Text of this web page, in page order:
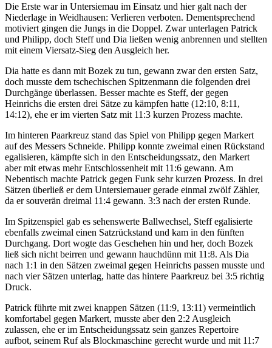
Die Erste war in Untersiemau im Einsatz und hier galt nach der
Niederlage in Weidhausen: Verlieren verboten. Dementsprechend
motiviert gingen die Jungs in die Doppel. Zwar unterlagen Patrick
und Philipp, doch Steff und Dia ließen wenig anbrennen und stellten
mit einem Viersatz-Sieg den Ausgleich her.
Dia hatte es dann mit Bozek zu tun, gewann zwar den ersten Satz,
doch musste dem tschechischen Spitzenmann die folgenden drei
Durchgänge überlassen. Besser machte es Steff, der gegen
Heinrichs die ersten drei Sätze zu kämpfen hatte (12:10, 8:11,
14:12), ehe er im vierten Satz mit 11:3 kurzen Prozess machte.
Im hinteren Paarkreuz stand das Spiel von Philipp gegen Markert
auf des Messers Schneide. Philipp konnte zweimal einen Rückstand
egalisieren, kämpfte sich in den Entscheidungssatz, den Markert
aber mit etwas mehr Entschlossenheit mit 11:6 gewann. Am
Nebentisch machte Patrick gegen Funk sehr kurzen Prozess. In drei
Sätzen überließ er dem Untersiemauer gerade einmal zwölf Zähler,
da er souverän dreimal 11:4 gewann. 3:3 nach der ersten Runde.
Im Spitzenspiel gab es sehenswerte Ballwechsel, Steff egalisierte
ebenfalls zweimal einen Satzrückstand und kam in den fünften
Durchgang. Dort wogte das Geschehen hin und her, doch Bozek
ließ sich nicht beirren und gewann hauchdünn mit 11:8. Als Dia
nach 1:1 in den Sätzen zweimal gegen Heinrichs passen musste und
nach vier Sätzen unterlag, hatte das hintere Paarkreuz bei 3:5 richtig
Druck.
Patrick führte mit zwei knappen Sätzen (11:9, 13:11) vermeintlich
komfortabel gegen Markert, musste aber den 2:2 Ausgleich
zulassen, ehe er im Entscheidungssatz sein ganzes Repertoire
aufbot, seinem Ruf als Blockmaschine gerecht wurde und mit 11:7